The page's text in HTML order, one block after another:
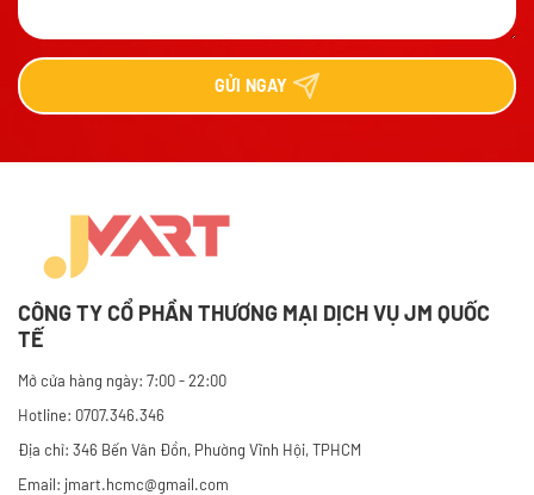
GỬI NGAY
CÔNG TY CỔ PHẦN THƯƠNG MẠI DỊCH VỤ JM QUỐC
TẾ
Mở cửa hàng ngày: 7:00 - 22:00
Hotline: 0707.346.346
Địa chỉ: 346 Bến Vân Đồn, Phường Vĩnh Hội, TPHCM
Email: jmart.hcmc@gmail.com